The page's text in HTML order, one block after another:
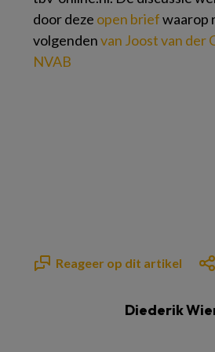
door deze open briefwaarop
volgendenvan Joost van der
NVAB
Reageer op dit artikel
Diederik